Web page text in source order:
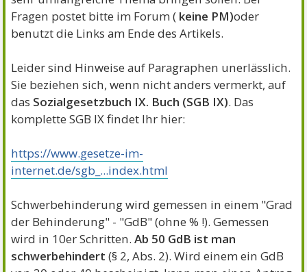
Fragen postet bitte im Forum ( keine PM)oder
benutzt die Links am Ende des Artikels.
Leider sind Hinweise auf Paragraphen unerlässlich.
Sie beziehen sich, wenn nicht anders vermerkt, auf
das Sozialgesetzbuch IX. Buch (SGB IX). Das
komplette SGB IX findet Ihr hier:
https://www.gesetze-im-
internet.de/sgb_...index.html
Schwerbehinderung wird gemessen in einem "Grad
der Behinderung" - "GdB" (ohne % !). Gemessen
wird in 10er Schritten.Ab 50 GdB ist man
schwerbehindert (§ 2, Abs. 2). Wird einem ein GdB